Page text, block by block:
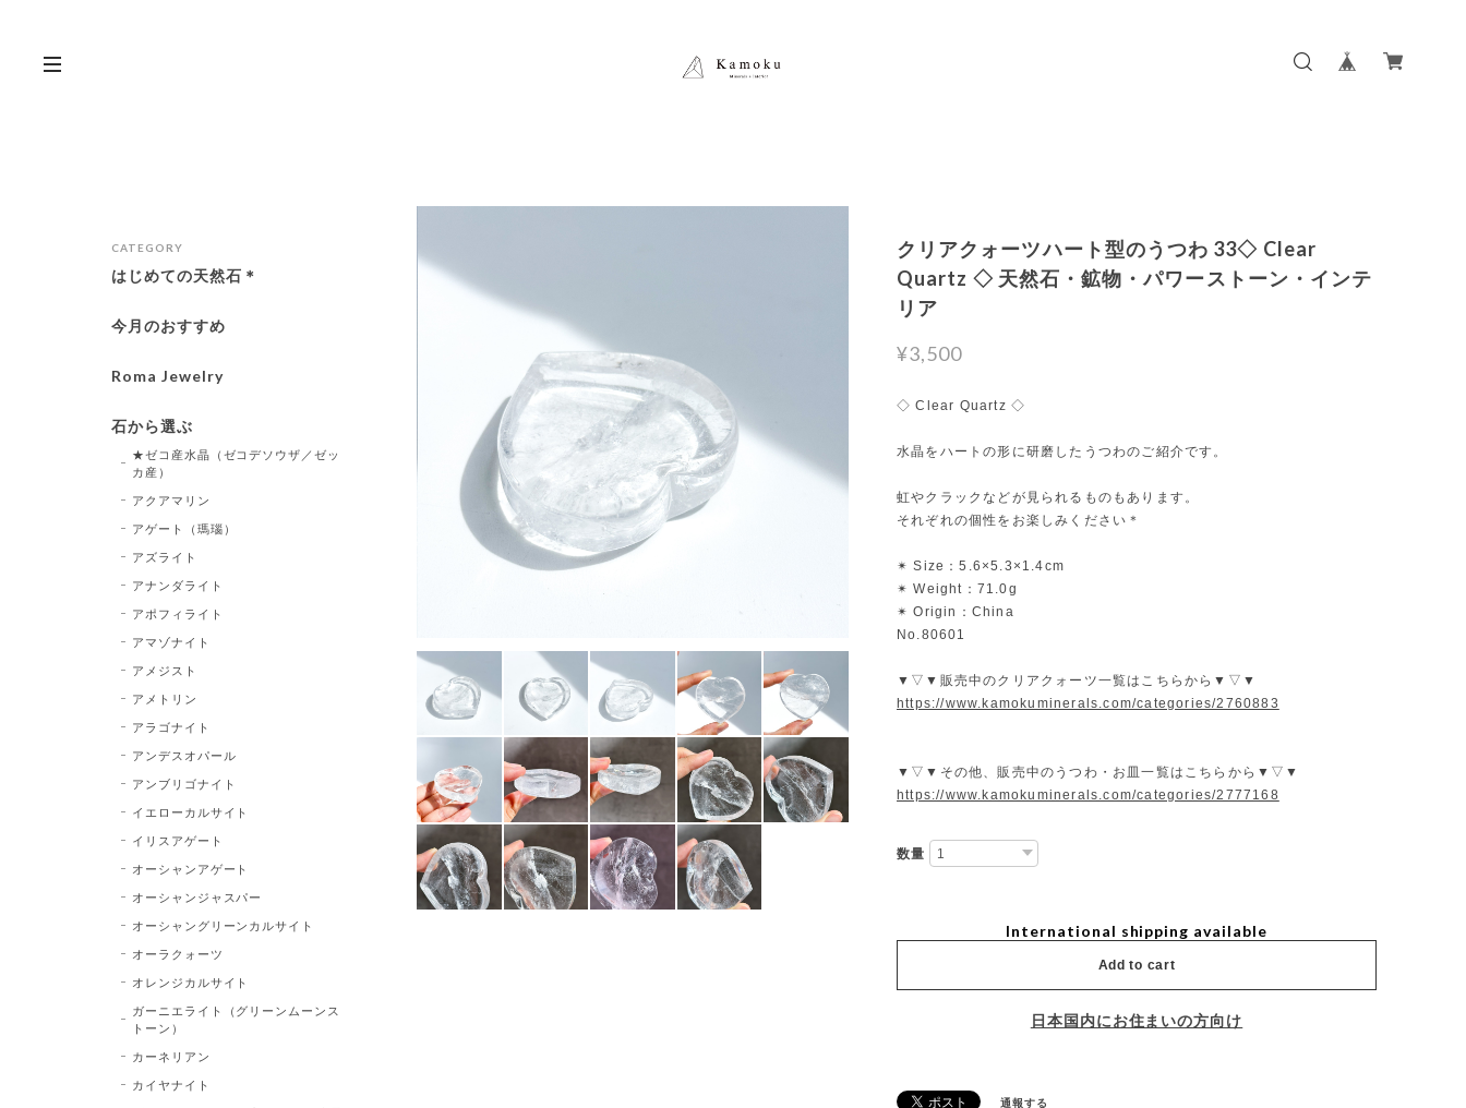
クリアクォーツハート型のうつわ 33◇ Clear
Quartz ◇ 天然石・鉱物・パワーストーン・インテ
リア
¥3,500
◇ Clear Quartz ◇
水晶をハートの形に研磨したうつわのご紹介です。
虹やクラックなどが見られるものもあります。
それぞれの個性をお楽しみください＊
✴︎ Size：5.6×5.3×1.4cm
✴︎ Weight：71.0g
✴︎ Origin：China
No.80601
▼▽▼販売中のクリアクォーツ一覧はこちらから▼▽▼
https://www.kamokuminerals.com/categories/2760883
▼▽▼その他、販売中のうつわ・お皿一覧はこちらから▼▽▼
https://www.kamokuminerals.com/categories/2777168
数量
International shipping available
Add to cart
日本国内にお住まいの方向け
通報する
CATEGORY
はじめての天然石＊
今月のおすすめ
Roma Jewelry
石から選ぶ
★ゼコ産水晶（ゼコデソウザ／ゼッ
カ産）
アクアマリン
アゲート（瑪瑙）
アズライト
アナンダライト
アポフィライト
アマゾナイト
アメジスト
アメトリン
アラゴナイト
アンデスオパール
アンブリゴナイト
イエローカルサイト
イリスアゲート
オーシャンアゲート
オーシャンジャスパー
オーシャングリーンカルサイト
オーラクォーツ
オレンジカルサイト
ガーニエライト（グリーンムーンス
トーン）
カーネリアン
カイヤナイト